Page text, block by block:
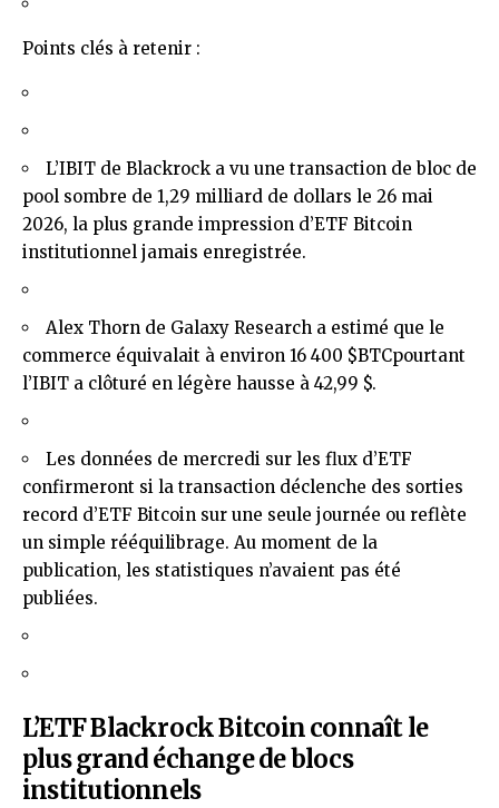
Points clés à retenir :
L’IBIT de Blackrock a vu une transaction de bloc de
pool sombre de 1,29 milliard de dollars le 26 mai
2026, la plus grande impression d’ETF Bitcoin
institutionnel jamais enregistrée.
Alex Thorn de Galaxy Research a estimé que le
commerce équivalait à environ 16 400 $BTCpourtant
l’IBIT a clôturé en légère hausse à 42,99 $.
Les données de mercredi sur les flux d’ETF
confirmeront si la transaction déclenche des sorties
record d’ETF Bitcoin sur une seule journée ou reflète
un simple rééquilibrage. Au moment de la
publication, les statistiques n’avaient pas été
publiées.
L’ETF Blackrock Bitcoin connaît le
plus grand échange de blocs
institutionnels